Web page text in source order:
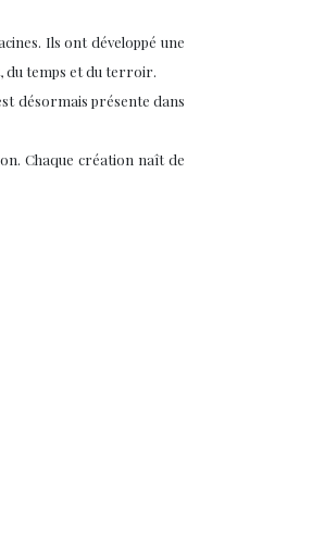
Ils ont développé une
du temps et du terroir.
désormais présente dans
Chaque création naît de